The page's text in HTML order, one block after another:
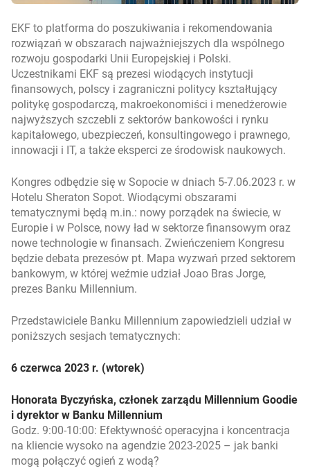
EKF to platforma do poszukiwania i rekomendowania
rozwiązań w obszarach najważniejszych dla wspólnego
rozwoju gospodarki Unii Europejskiej i Polski.
Uczestnikami EKF są prezesi wiodących instytucji
finansowych, polscy i zagraniczni politycy kształtujący
politykę gospodarczą, makroekonomiści i menedżerowie
najwyższych szczebli z sektorów bankowości i rynku
kapitałowego, ubezpieczeń, konsultingowego i prawnego,
innowacji i IT, a także eksperci ze środowisk naukowych.
Kongres odbędzie się w Sopocie w dniach 5-7.06.2023 r. w
Hotelu Sheraton Sopot. Wiodącymi obszarami
tematycznymi będą m.in.: nowy porządek na świecie, w
Europie i w Polsce, nowy ład w sektorze finansowym oraz
nowe technologie w finansach. Zwieńczeniem Kongresu
będzie debata prezesów pt. Mapa wyzwań przed sektorem
bankowym, w której weźmie udział Joao Bras Jorge,
prezes Banku Millennium.
Przedstawiciele Banku Millennium zapowiedzieli udział w
poniższych sesjach tematycznych:
6 czerwca 2023 r. (wtorek)
Honorata Byczyńska, członek zarządu Millennium Goodie
i dyrektor w Banku Millennium
Godz. 9:00-10:00: Efektywność operacyjna i koncentracja
na kliencie wysoko na agendzie 2023-2025 – jak banki
mogą połączyć ogień z wodą?